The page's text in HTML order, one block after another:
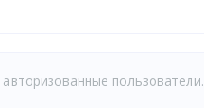
пользователи.